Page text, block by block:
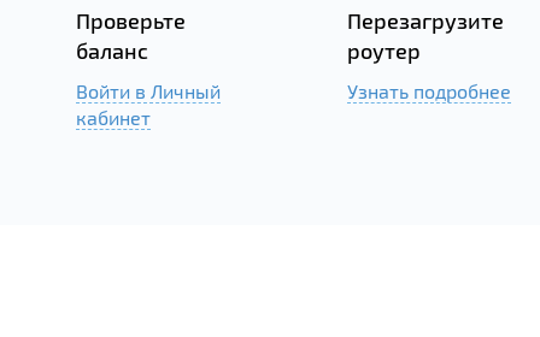
Проверьте
баланс
Войти в Личный
кабинет
Перезагрузите
роутер
Узнать подробнее